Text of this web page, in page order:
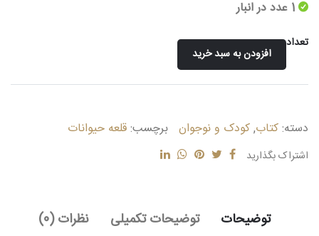
تعداد
افزودن به سبد خرید
دسته:کتاب,کودک و نوجوان برچسب:قلعه حیوانات
اشتراک بگذارید
توضیحات توضیحات تکمیلی نظرات (0)